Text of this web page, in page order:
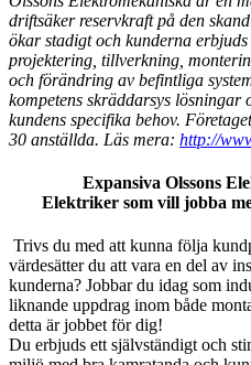
driftsäker reservkraft på den
ökar stadigt och kunderna
projektering, tillverkning,
och förändring av befintliga
kompetens skräddarsys lösningar
kundens specifika behov.
30 anställda. Läs mera: http://
Expansiva Olssons
Elektriker som vill jobba
Trivs du med att kunna följa
värdesätter du att vara en del av
kunderna? Jobbar du idag som
liknande uppdrag inom både
detta är jobbet för dig!
Du erbjuds ett självständigt och